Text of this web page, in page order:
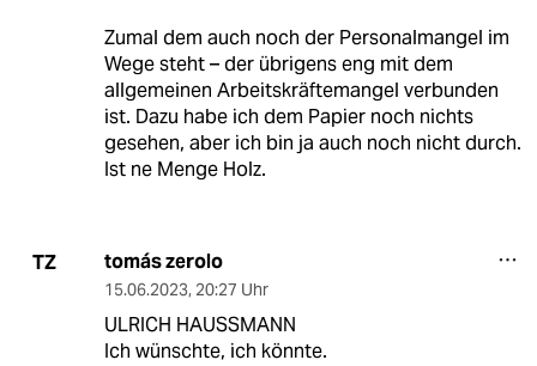
Zumal dem auch noch der Personalmangel im
Wege steht – der übrigens eng mit dem
allgemeinen Arbeitskräftemangel verbunden
ist. Dazu habe ich dem Papier noch nichts
gesehen, aber ich bin ja auch noch nicht durch.
Ist ne Menge Holz.
TZ tomás zerolo
15.06.2023, 20:27 Uhr
ULRICH HAUSSMANN
Ich wünschte, ich könnte.